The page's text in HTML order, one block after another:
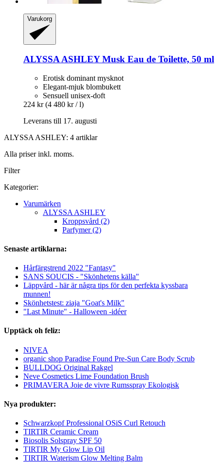
Varukorg
ALYSSA ASHLEYMusk Eau de Toilette, 50 ml
Erotisk dominant mysknot
Elegant-mjuk blombukett
Sensuell unisex-doft
224 kr (4 480 kr / l)
Leverans till 17. augusti
ALYSSA ASHLEY: 4 artiklar
Alla priser inkl. moms.
Filter
Kategorier:
Varumärken
ALYSSA ASHLEY
Kroppsvård (2)
Parfymer (2)
Senaste artiklarna:
Hårfärgstrend 2022 "Fantasy"
SANS SOUCIS - "Skönhetens källa"
Läppvård - här är några tips för den perfekta kyssbara
munnen!
Skönhetstest: ziaja "Goat's Milk"
"Last Minute" - Halloween -idéer
Upptäck oh feliz:
NIVEA
organic shop Paradise Found Pre-Sun Care Body Scrub
BULLDOG Original Rakgel
Neve Cosmetics Lime Foundation Brush
PRIMAVERA Joie de vivre Rumsspray Ekologisk
Nya produkter:
Schwarzkopf Professional OSiS Curl Retouch
TIRTIR Ceramic Cream
Biosolis Solspray SPF 50
TIRTIR My Glow Lip Oil
TIRTIR Waterism Glow Melting Balm